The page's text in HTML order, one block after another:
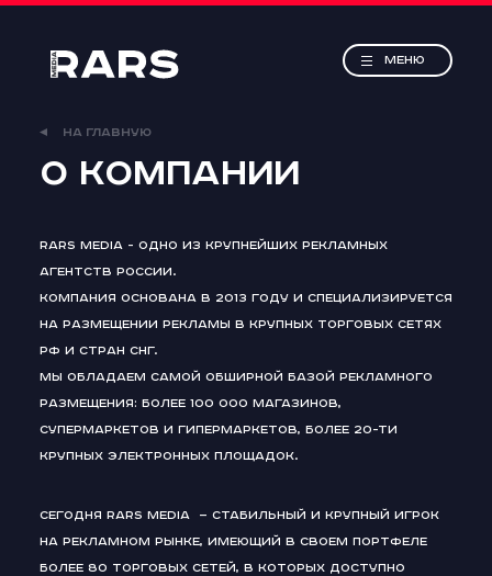
МЕНЮ
НА ГЛАВНУЮ
О компании
RARS Media - одно из крупнейших рекламных
агентств России.
Компания основана в 2013 году и специализируется
на размещении рекламы в крупных торговых сетях
РФ и стран СНГ.
Мы обладаем самой обширной базой рекламного
размещения: более 100 000 магазинов,
супермаркетов и гипермаркетов, более 20-ти
крупных электронных площадок.
Сегодня RARS Media — стабильный и крупный игрок
на рекламном рынке, имеющий в своем портфеле
более 80 торговых сетей, в которых доступно